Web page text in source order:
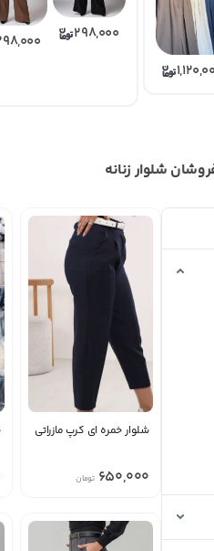
298,000
شلوار زنانه
شلوار خمره ای کرپ مازراتی
650,000 تومان